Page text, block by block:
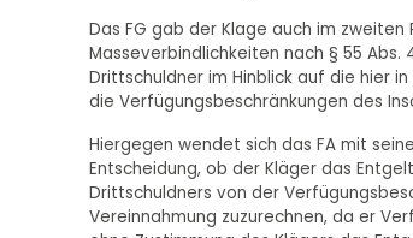
Das FG gab der Klage auch im
Masseverbindlichkeiten nach § 55
Drittschuldner im Hinblick auf die hier
die Verfügungsbeschränkungen des
Hiergegen wendet sich das FA mit
Entscheidung, ob der Kläger das
Drittschuldners von der
Vereinnahmung zuzurechnen, da er